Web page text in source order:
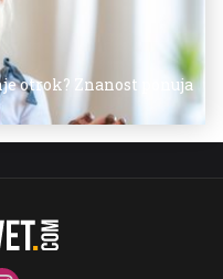
otrok? Znanost ponuja